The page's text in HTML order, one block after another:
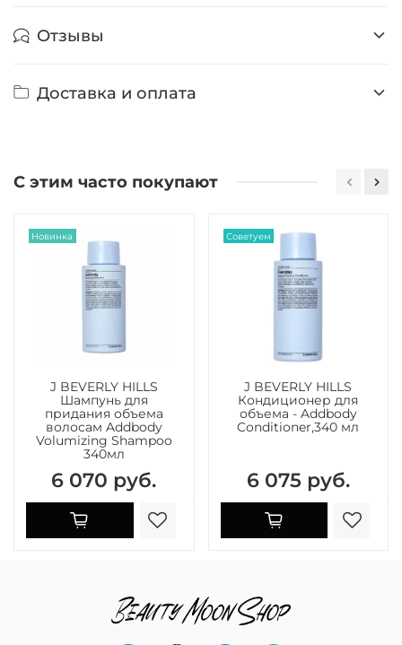
Отзывы
Доставка и оплата
С этим часто покупают
Новинка
J BEVERLY HILLS
Шампунь для
придания объема
волосам Addbody
Volumizing Shampoo
340мл
6 070 руб.
Советуем
J BEVERLY HILLS
Кондиционер для
объема - Addbody
Conditioner,340 мл
6 075 руб.